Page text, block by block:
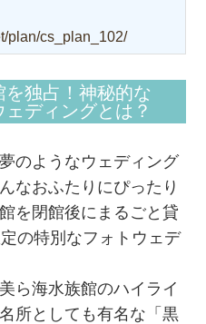
plan/cs_plan_102/
独占！神秘的な
ェディングとは？
のようなウェディング
なおふたりにぴったり
を閉館後にまるごと貸
の特別なフォトウェデ
ら海水族館のハイライ
所としても有名な「黒